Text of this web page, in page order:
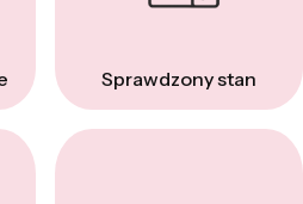
Sprawdzony stan